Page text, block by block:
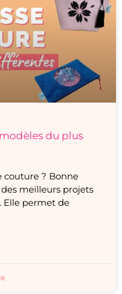
du plus
couture ? Bonne
des meilleurs projets
Elle permet de